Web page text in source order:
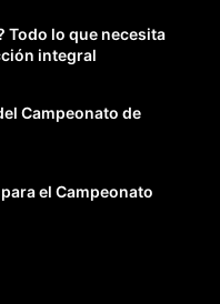
Todo lo que necesita
integral
Campeonato de
el Campeonato